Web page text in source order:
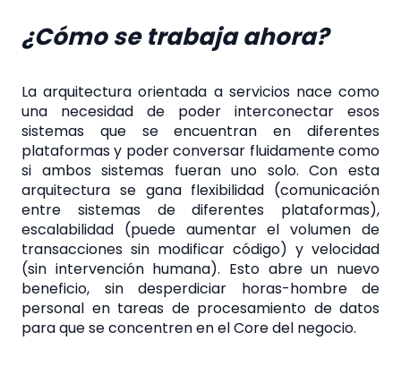
¿Cómo se trabaja ahora?
La arquitectura orientada a servicios nace como
una necesidad de poder interconectar esos
sistemas que se encuentran en diferentes
plataformas y poder conversar fluidamente como
si ambos sistemas fueran uno solo. Con esta
arquitectura se gana flexibilidad (comunicación
entre sistemas de diferentes plataformas),
escalabilidad (puede aumentar el volumen de
transacciones sin modificar código) y velocidad
(sin intervención humana). Esto abre un nuevo
beneficio, sin desperdiciar horas-hombre de
personal en tareas de procesamiento de datos
para que se concentren en el Core del negocio.